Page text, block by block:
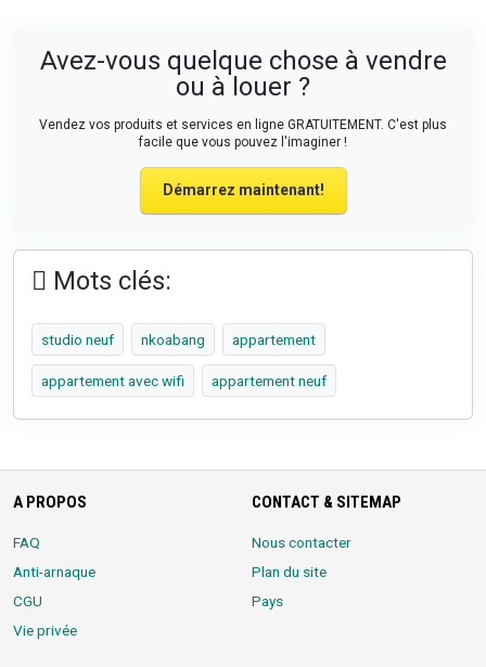
Avez-vous quelque chose à vendre
ou à louer ?
Vendez vos produits et services en ligne GRATUITEMENT. C'est plus
facile que vous pouvez l'imaginer !
Démarrez maintenant!
Mots clés:
studio neuf nkoabang appartement
appartement avec wifi appartement neuf
A PROPOS
FAQ
Anti-arnaque
CGU
Vie privée
CONTACT & SITEMAP
Nous contacter
Plan du site
Pays